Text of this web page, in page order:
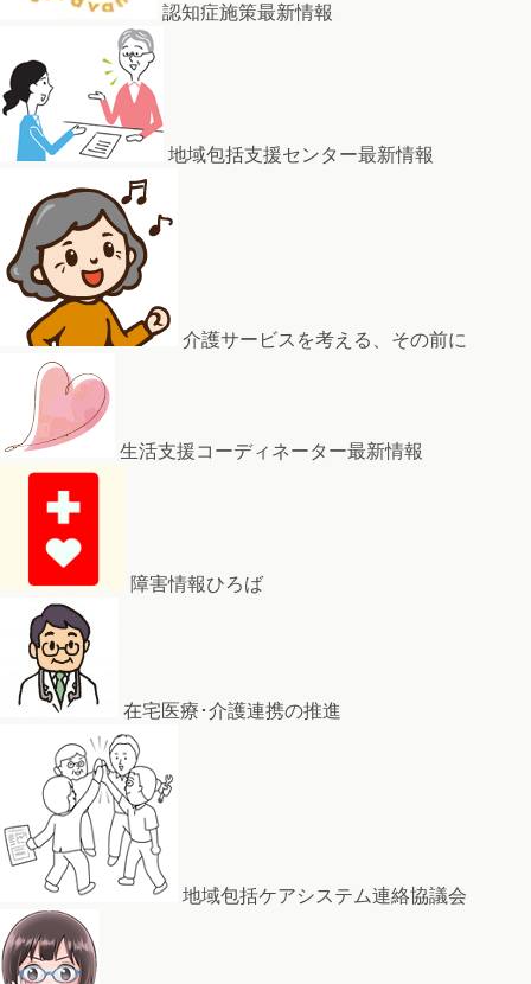
認知症施策最新情報
地域包括支援センター最新情報
介護サービスを考える、その前に
生活支援コーディネーター最新情報
障害情報ひろば
在宅医療･介護連携の推進
地域包括ケアシステム連絡協議会